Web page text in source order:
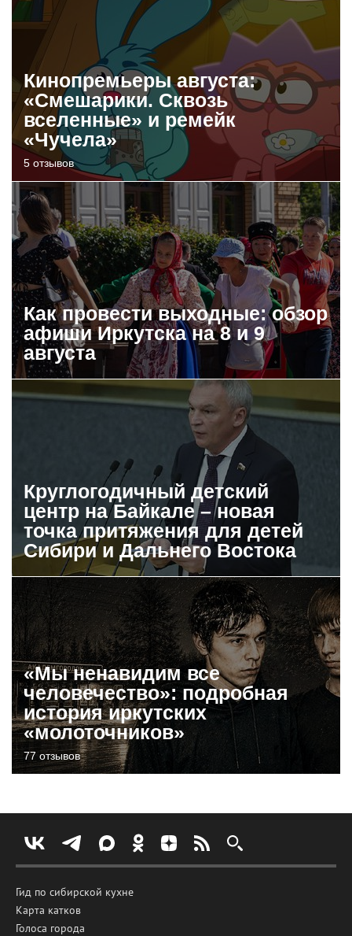
Кинопремьеры августа:
«Смешарики. Сквозь
вселенные» и ремейк
«Чучела»
5 отзывов
Как провести выходные: обзор
афиши Иркутска на 8 и 9
августа
Круглогодичный детский
центр на Байкале – новая
точка притяжения для детей
Сибири и Дальнего Востока
«Мы ненавидим все
человечество»: подробная
история иркутских
«молоточников»
77 отзывов
Гид по сибирской кухне
Карта катков
Голоса города